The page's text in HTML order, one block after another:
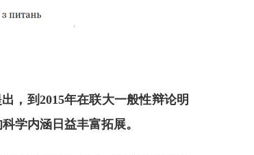
，到2015年在联大一般性辩论明
学内涵日益丰富拓展。